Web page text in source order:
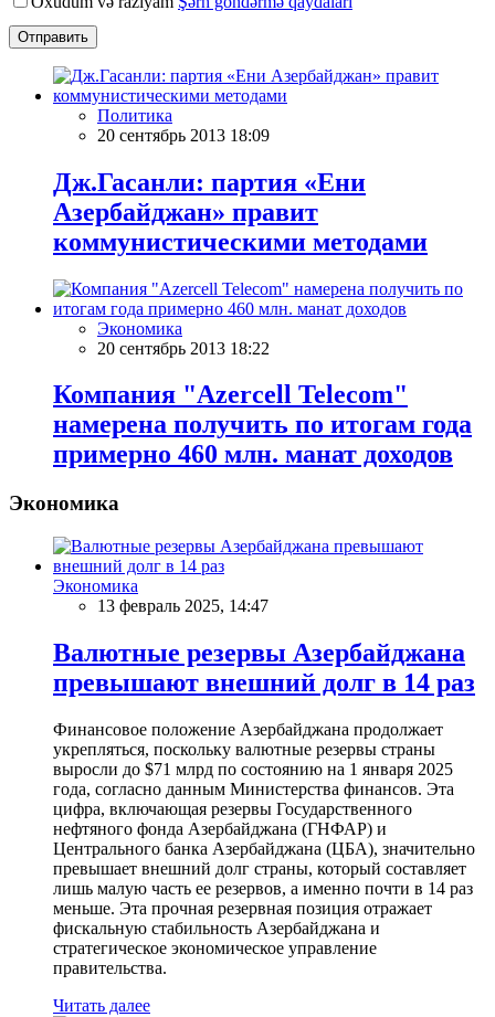
Отправить
Политика
20 сентябрь 2013 18:09
Дж.Гасанли: партия «Ени
Азербайджан» правит
коммунистическими методами
Экономика
20 сентябрь 2013 18:22
Компания "Azercell Telecom"
намерена получить по итогам года
примерно 460 млн. манат доходов
Экономика
Экономика
13 февраль 2025, 14:47
Валютные резервы Азербайджана
превышают внешний долг в 14 раз
Финансовое положение Азербайджана продолжает
укрепляться, поскольку валютные резервы страны
выросли до $71 млрд по состоянию на 1 января 2025
года, согласно данным Министерства финансов. Эта
цифра, включающая резервы Государственного
нефтяного фонда Азербайджана (ГНФАР) и
Центрального банка Азербайджана (ЦБА), значительно
превышает внешний долг страны, который составляет
лишь малую часть ее резервов, а именно почти в 14 раз
меньше. Эта прочная резервная позиция отражает
фискальную стабильность Азербайджана и
стратегическое экономическое управление
правительства.
Читать далее